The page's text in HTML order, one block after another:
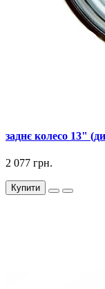
заднє колесо 13"
2 077 грн.
Купити